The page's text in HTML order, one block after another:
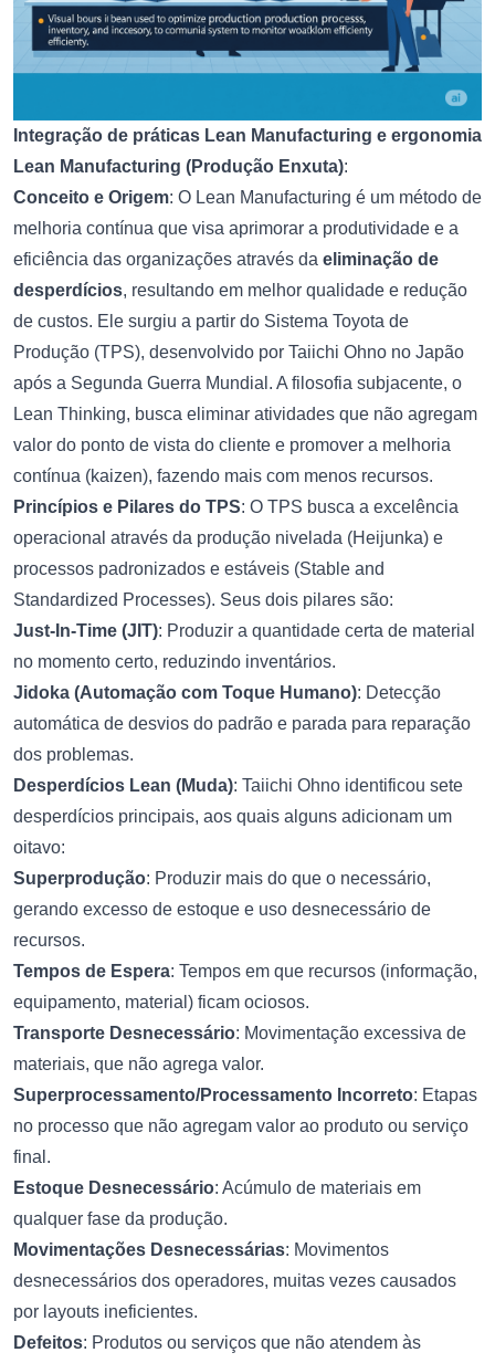
Integração de práticas Lean Manufacturing e ergonomia
Lean Manufacturing (Produção Enxuta):
Conceito e Origem: O Lean Manufacturing é um método de
melhoria contínua que visa aprimorar a produtividade e a
eficiência das organizações através da eliminação de
desperdícios, resultando em melhor qualidade e redução
de custos. Ele surgiu a partir do Sistema Toyota de
Produção (TPS), desenvolvido por Taiichi Ohno no Japão
após a Segunda Guerra Mundial. A filosofia subjacente, o
Lean Thinking, busca eliminar atividades que não agregam
valor do ponto de vista do cliente e promover a melhoria
contínua (kaizen), fazendo mais com menos recursos.
Princípios e Pilares do TPS: O TPS busca a excelência
operacional através da produção nivelada (Heijunka) e
processos padronizados e estáveis (Stable and
Standardized Processes). Seus dois pilares são:
Just-In-Time (JIT): Produzir a quantidade certa de material
no momento certo, reduzindo inventários.
Jidoka (Automação com Toque Humano): Detecção
automática de desvios do padrão e parada para reparação
dos problemas.
Desperdícios Lean (Muda): Taiichi Ohno identificou sete
desperdícios principais, aos quais alguns adicionam um
oitavo:
Superprodução: Produzir mais do que o necessário,
gerando excesso de estoque e uso desnecessário de
recursos.
Tempos de Espera: Tempos em que recursos (informação,
equipamento, material) ficam ociosos.
Transporte Desnecessário: Movimentação excessiva de
materiais, que não agrega valor.
Superprocessamento/Processamento Incorreto: Etapas
no processo que não agregam valor ao produto ou serviço
final.
Estoque Desnecessário: Acúmulo de materiais em
qualquer fase da produção.
Movimentações Desnecessárias: Movimentos
desnecessários dos operadores, muitas vezes causados
por layouts ineficientes.
Defeitos: Produtos ou serviços que não atendem às